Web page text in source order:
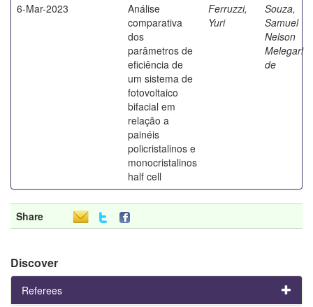
6-Mar-2023
Análise
comparativa
dos
parâmetros de
eficiência de
um sistema de
fotovoltaico
bifacial em
relação a
painéis
policristalinos e
monocristalinos
half cell
Ferruzzi,
Yuri
Souza,
Samuel
Nelson
Melegari
de
Share
Discover
Referees